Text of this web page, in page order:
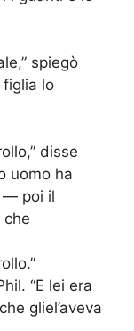
spiegò
figlia lo
disse
uomo ha
— poi il
che
“E lei era
gliel’aveva